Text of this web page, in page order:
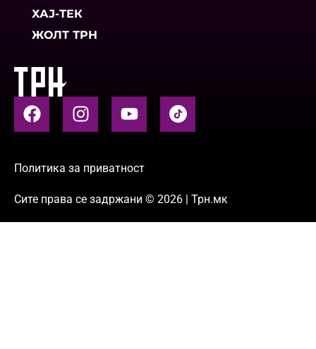
ХАЈ-ТЕК
ЖОЛТ ТРН
Политика за приватност
Сите права се задржани © 2026 | Трн.мк